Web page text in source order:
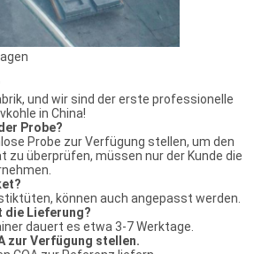
und wir sind der erste professionelle
in China!
Probe?
Probe zur Verfügung stellen, um den
zu überprüfen, müssen nur der Kunde die
können auch angepasst werden.
die Lieferung?
dauert es etwa 3-7 Werktage.
zur Verfügung stellen.